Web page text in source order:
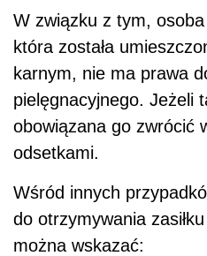
W związku z tym, osoba
która została
karnym, nie ma prawa
pielęgnacyjnego. Jeżeli
obowiązana go zwrócić
odsetkami.
Wśród innych
do otrzymywania
można wskazać: